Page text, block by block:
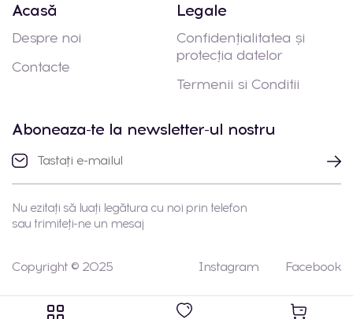
Acasă
Despre noi
Contacte
Legale
Confidențialitatea și
protecția datelor
Termenii si Conditii
Aboneaza-te la newsletter-ul nostru
Nu ezitați să luați legătura cu noi prin telefon
sau trimiteți-ne un mesaj
Copyright © 2025 Instagram Facebook